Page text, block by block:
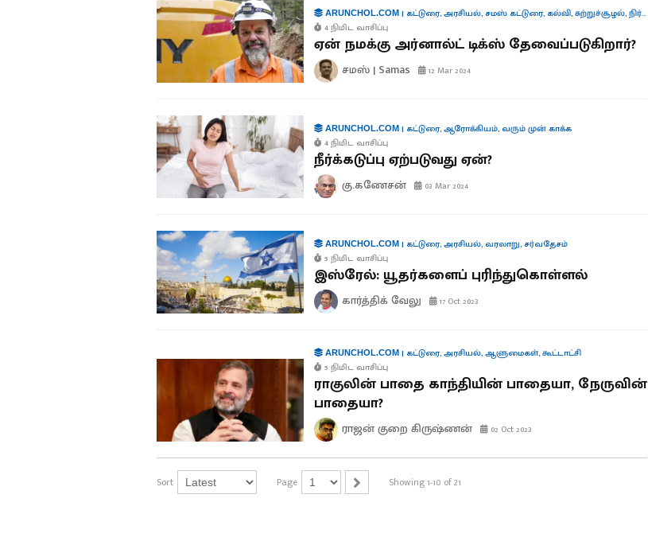
ARUNCHOL.COM| கட்டுரை,அரசியல், சமஸ் கட்டுரை, கல்வி,சுற்றுச்சூழல்,நிர்வாகம்
4 நிமிட வாசிப்பு
ஏன் நமக்கு அர்னால்ட் டிக்ஸ் தேவைப்படுகிறார்?
சமஸ் | Samas 12 Mar 2024
ARUNCHOL.COM| கட்டுரை,ஆரோக்கியம், வரும் முன் காக்க
4 நிமிட வாசிப்பு
நீர்க்கடுப்பு ஏற்படுவது ஏன்?
கு.கணேசன் 03 Mar 2024
ARUNCHOL.COM| கட்டுரை,அரசியல், வரலாறு, சர்வதேசம்
5 நிமிட வாசிப்பு
இஸ்ரேல்: யூதர்களைப் புரிந்துகொள்ளல்
கார்த்திக் வேலு 17 Oct 2023
ARUNCHOL.COM| கட்டுரை,அரசியல்,ஆளுமைகள்,கூட்டாட்சி
5 நிமிட வாசிப்பு
ராகுலின் பாதை காந்தியின் பாதையா, நேருவின்
பாதையா?
ராஜன் குறை கிருஷ்ணன் 02 Oct 2023
Sort Page Showing 1-10 of 21